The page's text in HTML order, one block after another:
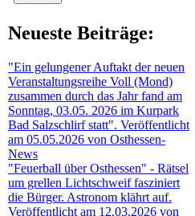
Neueste Beiträge:
"Ein gelungener Auftakt der neuen
Veranstaltungsreihe Voll (Mond)
zusammen durch das Jahr fand am
Sonntag, 03.05. 2026 im Kurpark
Bad Salzschlirf statt". Veröffentlicht
am 05.05.2026 von Osthessen-
News
"Feuerball über Osthessen" - Rätsel
um grellen Lichtschweif fasziniert
die Bürger. Astronom klährt auf.
Veröffentlicht am 12.03.2026 von